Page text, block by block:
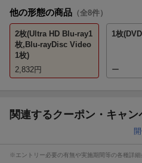
他の形態の商品 （全8件）
2枚(Ultra HD Blu-ray1
枚,Blu-rayDisc Video
1枚)
2,832円
1枚
ー
関連するクーポン・キャン
※エントリー必要の有無や実施期間等の各種詳細